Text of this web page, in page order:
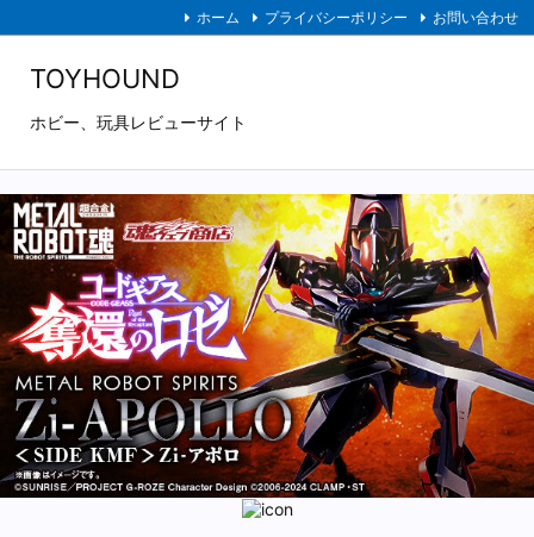
ホーム プライバシーポリシー お問い合わせ
TOYHOUND
ホビー、玩具レビューサイト